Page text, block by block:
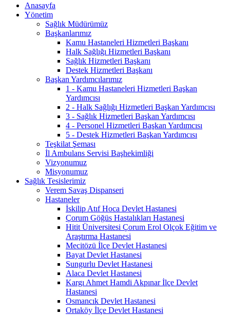
Anasayfa
Yönetim
Sağlık Müdürümüz
Başkanlarımız
Kamu Hastaneleri Hizmetleri Başkanı
Halk Sağlığı Hizmetleri Başkanı
Sağlık Hizmetleri Başkanı
Destek Hizmetleri Başkanı
Başkan Yardımcılarımız
1 - Kamu Hastaneleri Hizmetleri Başkan
Yardımcısı
2 - Halk Sağlığı Hizmetleri Başkan Yardımcısı
3 - Sağlık Hizmetleri Başkan Yardımcısı
4 - Personel Hizmetleri Başkan Yardımcısı
5 - Destek Hizmetleri Başkan Yardımcısı
Teşkilat Şeması
İl Ambulans Servisi Başhekimliği
Vizyonumuz
Misyonumuz
Sağlık Tesislerimiz
Verem Savaş Dispanseri
Hastaneler
İskilip Atıf Hoca Devlet Hastanesi
Çorum Göğüs Hastalıkları Hastanesi
Hitit Üniversitesi Çorum Erol Olçok Eğitim ve
Araştırma Hastanesi
Mecitözü İlçe Devlet Hastanesi
Bayat Devlet Hastanesi
Sungurlu Devlet Hastanesi
Alaca Devlet Hastanesi
Kargı Ahmet Hamdi Akpınar İlçe Devlet
Hastanesi
Osmancık Devlet Hastanesi
Ortaköy İlçe Devlet Hastanesi